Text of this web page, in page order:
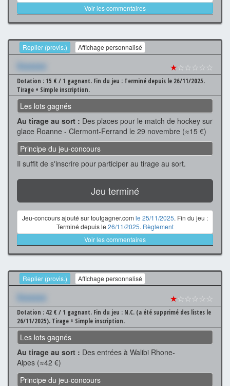
Voir les commentaires
Replier (provis.) Affichage personnalisé
Xxxxxxx ★☆☆☆☆☆
Dotation : 15 € / 1 gagnant. Fin du jeu : Terminé depuis le 26/11/2025.
Tirage + Simple inscription.
Les lots gagnés
Au tirage au sort : Des places pour le match de hockey sur
glace Roanne - Clermont-Ferrand le 29 novembre (≈15 €)
Principe du jeu-concours
Il suffit de s'inscrire pour participer au tirage au sort.
Jeu terminé
Jeu-concours ajouté sur toutgagner.com le 25/11/2025. Fin du jeu :
Terminé depuis le 26/11/2025. Règlement
Voir les commentaires
Replier (provis.) Affichage personnalisé
Xxxxxxx ★☆☆☆☆☆
Dotation : 42 € / 1 gagnant. Fin du jeu : N.C. (a été supprimé des listes le
26/11/2025). Tirage + Simple inscription.
Les lots gagnés
Au tirage au sort : Des entrées à Walibi Rhone-
Alpes (≈42 €)
Principe du jeu-concours